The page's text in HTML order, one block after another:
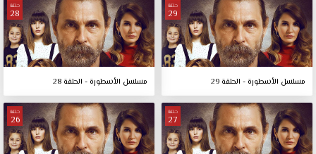
حلقة
29
مسلسل الأسطورة - الحلقة 29
حلقة
28
مسلسل الأسطورة - الحلقة 28
حلقة
27
حلقة
26